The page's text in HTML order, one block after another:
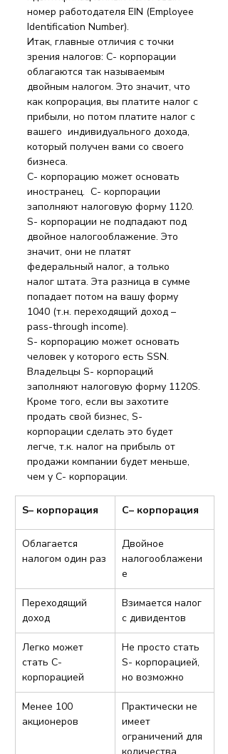
номер работодателя EIN (Employee
Identification Number).
Итак, главные отличия с точки
зрения налогов: C- корпорации
облагаются так называемым
двойным налогом. Это значит, что
как копрорация, вы платите налог с
прибыли, но потом платите налог с
вашего  индивидуального дохода,
который получен вами со своего
бизнеса.
C- корпорацию может основать
иностранец.  C- корпорации
заполняют налоговую форму 1120.
S- корпорации не подпадают под
двойное налогооблажение. Это
значит, они не платят
федеральный налог, а только
налог штата. Эта разница в сумме
попадает потом на вашу форму
1040 (т.н. переходящий доход –
pass-through income).
S- корпорацию может основать
человек у которого есть SSN.
Владельцы S- корпораций
заполняют налоговую форму 1120S.
Кроме того, если вы захотите
продать свой бизнес, S-
корпорации сделать это будет
легче, т.к. налог на прибыль от
продажи компании будет меньше,
чем у C- корпорации.
S– корпорация C– корпорация
Облагается
налогом один раз
Двойное
налогооблажени
е
Переходящий
доход
Взимается налог
с дивидентов
Легко может
стать C-
корпорацией
Не просто стать
S- корпорацией,
но возможно
Менее 100
акционеров
Практически не
имеет
ограничений для